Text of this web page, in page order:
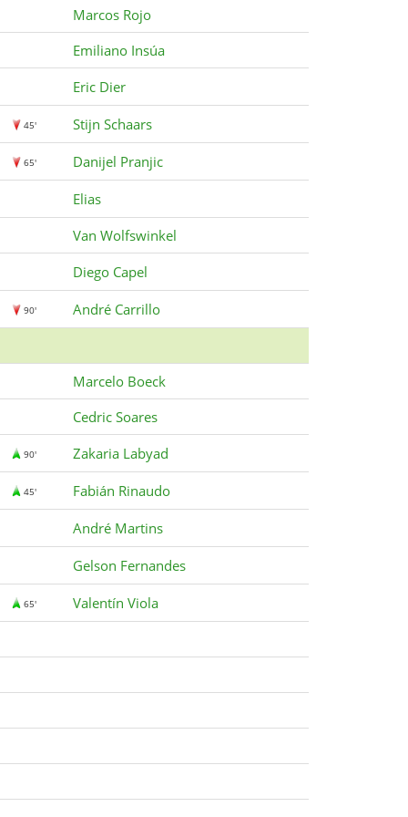
Marcos Rojo
Emiliano Insúa
Eric Dier
45' Stijn Schaars
65' Danijel Pranjic
Elias
Van Wolfswinkel
Diego Capel
90'
André Carrillo
Marcelo Boeck
Cedric Soares
90' Zakaria Labyad
45' Fabián Rinaudo
André Martins
Gelson Fernandes
65' Valentín Viola